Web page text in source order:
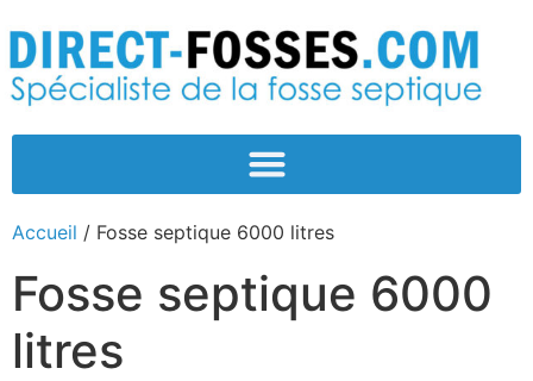
Accueil / Fosse septique 6000 litres
Fosse septique 6000
litres